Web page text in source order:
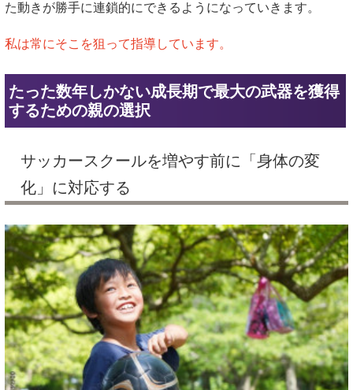
た動きが勝手に連鎖的にできるようになっていきます。
私は常にそこを狙って指導しています。
たった数年しかない成長期で最大の武器を獲得
するための親の選択
サッカースクールを増やす前に「身体の変
化」に対応する